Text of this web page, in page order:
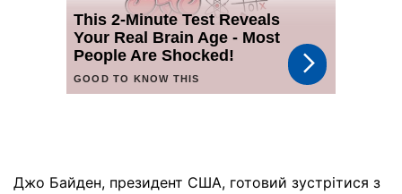
Джо Байден, президент США, готовий зустрітися з